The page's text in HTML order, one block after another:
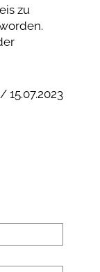
zu
15.07.2023